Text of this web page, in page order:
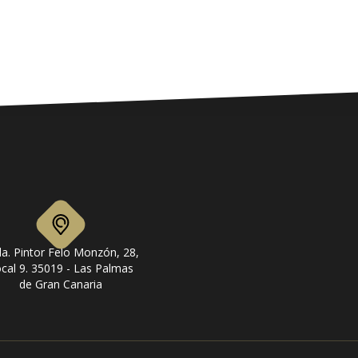
Pintor Felo Monzón, 28,
9. 35019 - Las Palmas
de Gran Canaria